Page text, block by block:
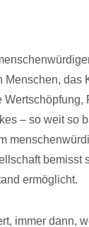
Menschen, das
– so weit so
bemisst
ermöglicht.
immer dann,